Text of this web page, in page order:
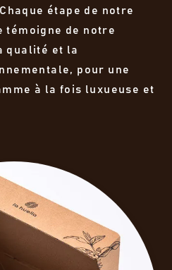
étape de notre
témoigne de notre
qualité et la
pour une
à la fois luxueuse et